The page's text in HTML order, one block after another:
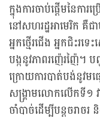
ក្នុងការចាប់ផ្ដើមនៃកា
នៅសហរដ្ឋអាមេរិក គឺ
អ្នកថ្មើរជើង អ្នកជិះរ
បង្កនូវភាពរញ៉េរញ៉ៃ។ ប
ក្រោយការបាត់បង់នូវមធ្
សង្គ្រាមលោកលើកទី១ វ
ចាំបាច់ដើម្បីបន្តចរាច